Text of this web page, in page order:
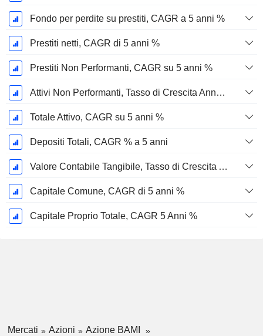
Fondo per perdite su prestiti, CAGR a 5 anni %
Prestiti netti, CAGR di 5 anni %
Prestiti Non Performanti, CAGR su 5 anni %
Attivi Non Performanti, Tasso di Crescita Annuo Composto a 5 Anni %
Totale Attivo, CAGR su 5 anni %
Depositi Totali, CAGR % a 5 anni
Valore Contabile Tangibile, Tasso di Crescita Annuo Composto a 5 Anni %
Capitale Comune, CAGR di 5 anni %
Capitale Proprio Totale, CAGR 5 Anni %
Mercati Azioni
Azione BAMI